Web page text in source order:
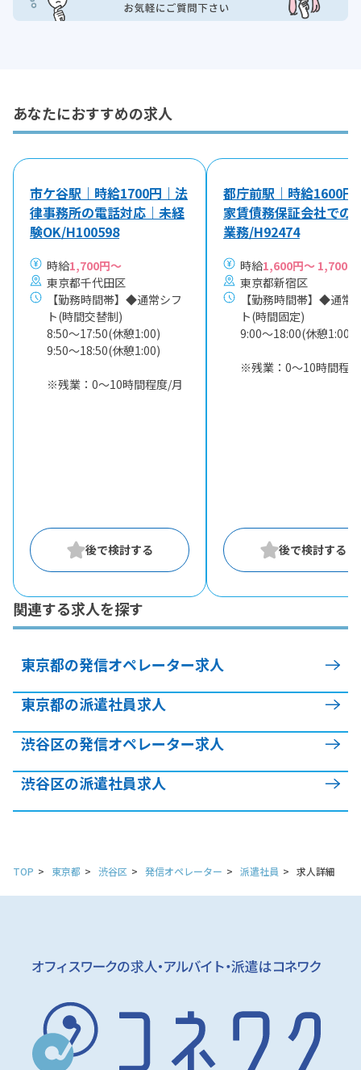
あなたにおすすめの求人
市ケ谷駅｜時給1700円｜法
律事務所の電話対応｜未経
験OK/H100598
時給1,700円～
東京都千代田区
【勤務時間帯】◆通常シフ
ト(時間交替制)
8:50〜17:50(休憩1:00)
9:50〜18:50(休憩1:00)
※残業：0〜10時間程度/月
都庁前駅｜時給1600円
家賃債務保証会社での
業務/H92474
時給1,600円～ 1,700円
東京都新宿区
【勤務時間帯】◆通常
ト(時間固定)
9:00〜18:00(休憩1:00)
※残業：0〜10時間程
関連する求人を探す
東京都の発信オペレーター求人
東京都の派遣社員求人
渋谷区の発信オペレーター求人
渋谷区の派遣社員求人
TOP 東京都 渋谷区 発信オペレーター 派遣社員 求人詳細